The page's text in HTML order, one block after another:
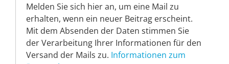
Melden Sie sich hier an, um eine Mail zu
erhalten, wenn ein neuer Beitrag erscheint.
Mit dem Absenden der Daten stimmen Sie
der Verarbeitung Ihrer Informationen für den
Versand der Mails zu. Informationen zum